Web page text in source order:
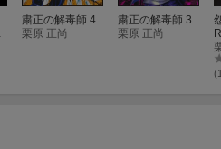
粛正の解毒師 4
栗原 正尚
粛正の解毒師 3
栗原 正尚